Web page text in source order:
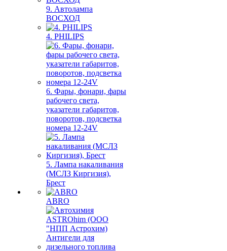
9. Автолампа
ВОСХОД
4. PHILIPS
6. Фары, фонари, фары
рабочего света,
указатели габаритов,
поворотов, подсветка
номера 12-24V
5. Лампа накаливания
(МСЛЗ Киргизия),
Брест
ABRO